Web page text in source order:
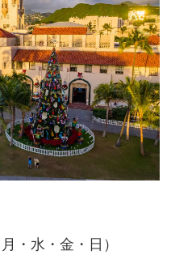
・水・金・日）